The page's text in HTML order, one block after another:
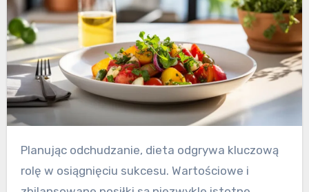
Planując odchudzanie, dieta odgrywa kluczową
rolę w osiągnięciu sukcesu. Wartościowe i